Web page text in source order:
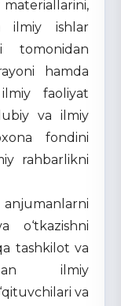
ilmiy ishlar
tomonidan
hamda
faoliyat
va ilmiy
fondini
rahbarlikni
o‘tkazishni
tashkilot va
ilmiy
va